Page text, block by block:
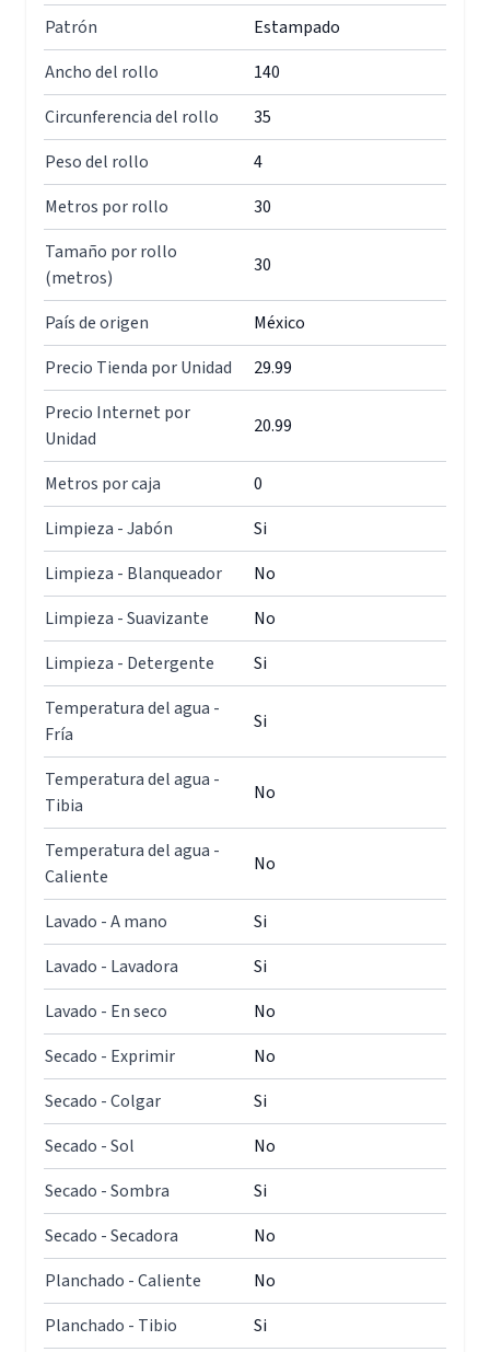
Patrón
Estampado
Ancho del rollo
140
Circunferencia del rollo
35
Peso del rollo
4
Metros por rollo
30
Tamaño por rollo
(metros)
30
País de origen
México
Precio Tienda por Unidad
29.99
Precio Internet por
Unidad
20.99
Metros por caja
0
Limpieza - Jabón
Si
Limpieza - Blanqueador
No
Limpieza - Suavizante
No
Limpieza - Detergente
Si
Temperatura del agua -
Fría
Si
Temperatura del agua -
Tibia
No
Temperatura del agua -
Caliente
No
Lavado - A mano
Si
Lavado - Lavadora
Si
Lavado - En seco
No
Secado - Exprimir
No
Secado - Colgar
Si
Secado - Sol
No
Secado - Sombra
Si
Secado - Secadora
No
Planchado - Caliente
No
Planchado - Tibio
Si